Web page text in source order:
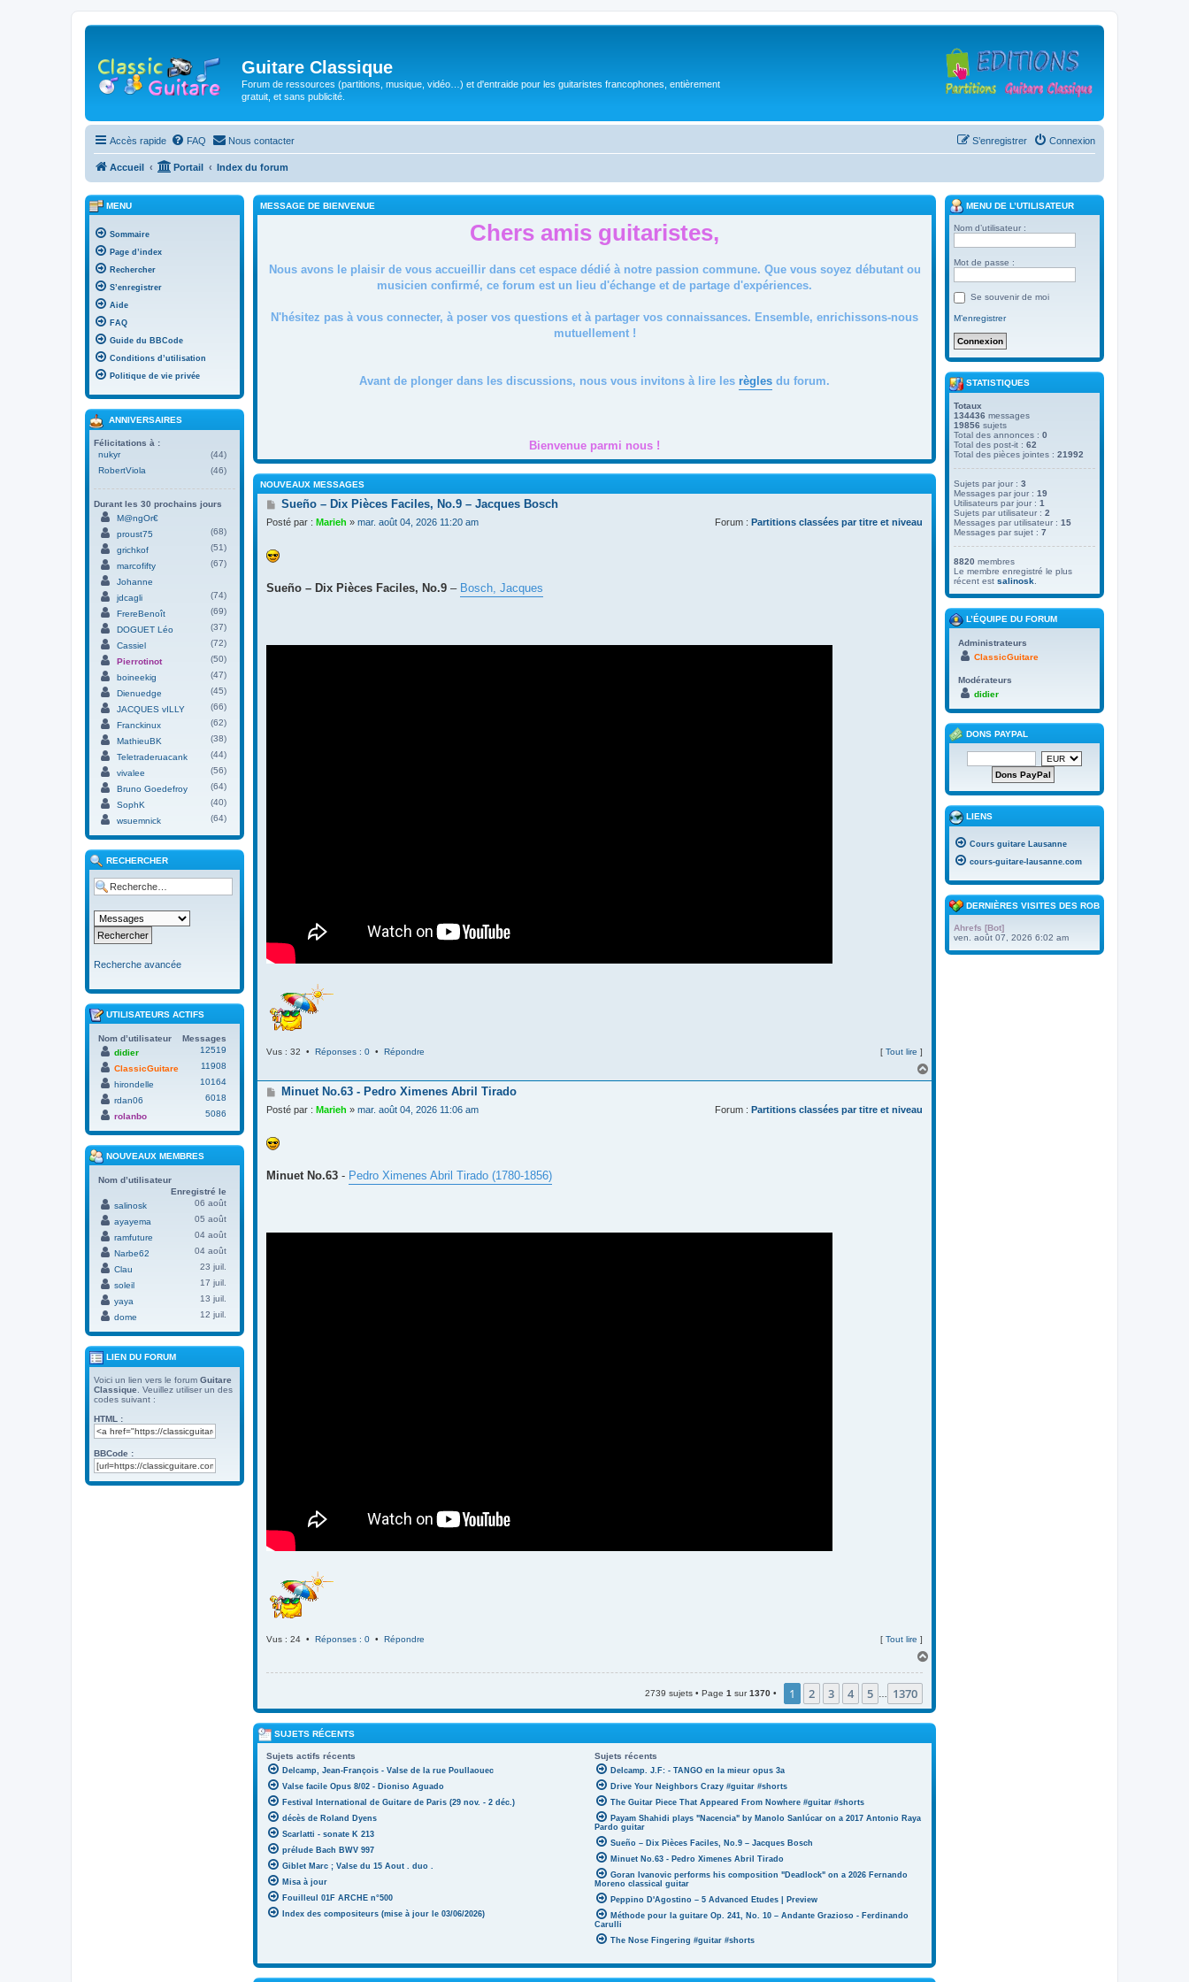
Guitare Classique
Forum de ressources (partitions, musique, vidéo…) et d'entraide pour les guitaristes francophones, entièrement
gratuit, et sans publicité.
Accès rapide FAQ Nous contacter Connexion
S’enregistrer
Accueil Portail Index du forum
MESSAGE DE BIENVENUE
Chers amis guitaristes,
Nous avons le plaisir de vous accueillir dans cet espace dédié à notre passion commune. Que vous soyez débutant ou
musicien confirmé, ce forum est un lieu d'échange et de partage d'expériences.
N'hésitez pas à vous connecter, à poser vos questions et à partager vos connaissances. Ensemble, enrichissons-nous
mutuellement !
Avant de plonger dans les discussions, nous vous invitons à lire les règles du forum.
Bienvenue parmi nous !
NOUVEAUX MESSAGES
M
s
a
g
Sueño – Dix Pièces Faciles, No.9 – Jacques Bosch
Posté par : Marieh » mar. août 04, 2026 11:20 am Forum : Partitions classées par titre et niveau
Sueño – Dix Pièces Faciles, No.9 – Bosch, Jacques
Vus : 32 • Réponses : 0 • Répondre [ Tout lire ]
a
M
s
a
g
Minuet No.63 - Pedro Ximenes Abril Tirado
Posté par : Marieh » mar. août 04, 2026 11:06 am Forum : Partitions classées par titre et niveau
Minuet No.63 - Pedro Ximenes Abril Tirado (1780-1856)
Vus : 24 • Réponses : 0 • Répondre [ Tout lire ]
2739 sujets • Page 1 sur1370 • 1 2 3 4 5 1370
SUJETS RÉCENTS
Sujets actifs récents Sujets récents
Delcamp, Jean-François - Valse de la rue Poullaouec
Valse facile Opus 8/02 - Dioniso Aguado
Festival International de Guitare de Paris (29 nov. - 2 déc.)
décès de Roland Dyens
Scarlatti - sonate K 213
prélude Bach BWV 997
Giblet Marc ; Valse du 15 Aout . duo .
Misa à jour
Fouilleul 01F ARCHE n°500
Index des compositeurs (mise à jour le 03/06/2026)
Delcamp. J.F: - TANGO en la mieur opus 3a
Drive Your Neighbors Crazy #guitar #shorts
The Guitar Piece That Appeared From Nowhere #guitar #shorts
Payam Shahidi plays "Nacencia" by Manolo Sanlúcar on a 2017 Antonio Raya
Pardo guitar
Sueño – Dix Pièces Faciles, No.9 – Jacques Bosch
Minuet No.63 - Pedro Ximenes Abril Tirado
Goran Ivanovic performs his composition "Deadlock" on a 2026 Fernando
Moreno classical guitar
Peppino D'Agostino – 5 Advanced Etudes | Preview
Méthode pour la guitare Op. 241, No. 10 – Andante Grazioso - Ferdinando
Carulli
The Nose Fingering #guitar #shorts
MENU
Sommaire
Page d’index
Rechercher
S’enregistrer
Aide
FAQ
Guide du BBCode
Conditions d’utilisation
Politique de vie privée
ANNIVERSAIRES
Félicitations à :
nukyr
(44)
RobertViola
(46)
Durant les 30 prochains jours
M@ngOr€
proust75
(68)
grichkof
(51)
marcofifty
(67)
Johanne
jdcagli
(74)
FrereBenoît
(69)
DOGUET Léo
(37)
Cassiel
(72)
Pierrotinot
(50)
boineekig
(47)
Dienuedge
(45)
JACQUES vILLY
(66)
Franckinux
(62)
MathieuBK
(38)
Teletraderuacank
(44)
vivalee
(56)
Bruno Goedefroy
(64)
SophK
(40)
wsuemnick
(64)
RECHERCHER
Recherche avancée
UTILISATEURS ACTIFS
Nom d’utilisateur
Messages
didier
12519
ClassicGuitare
11908
hirondelle
10164
rdan06
6018
rolanbo
5086
NOUVEAUX MEMBRES
Nom d’utilisateur
Enregistré le
salinosk
06 août
ayayema
05 août
ramfuture
04 août
Narbe62
04 août
Clau
23 juil.
soleil
17 juil.
yaya
13 juil.
dome
12 juil.
LIEN DU FORUM
Voici un lien vers le forum Guitare
Classique . Veuillez utiliser un des
codes suivant :
HTML :
BBCode :
MENU DE L’UTILISATEUR
Nom d’utilisateur :
Mot de passe :
Se souvenir de moi
M’enregistrer
STATISTIQUES
Totaux
134436 messages
19856 sujets
Total des annonces : 0
Total des post-it : 62
Total des pièces jointes : 21992
Sujets par jour : 3
Messages par jour : 19
Utilisateurs par jour : 1
Sujets par utilisateur : 2
Messages par utilisateur : 15
Messages par sujet : 7
8820 membres
Le membre enregistré le plus
récent est salinosk
L’ÉQUIPE DU FORUM
Administrateurs
ClassicGuitare
Modérateurs
didier
DONS PAYPAL
LIENS
Cours guitare Lausanne
cours-guitare-lausanne.com
DERNIÈRES VISITES DES ROBOTS
Ahrefs [Bot]
ven. août 07, 2026 6:02 am